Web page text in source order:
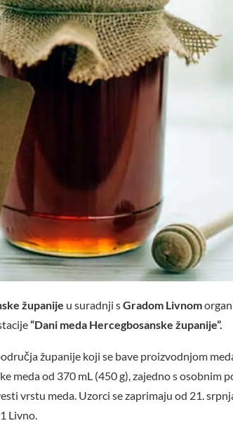
županije u suradnji sGradom Livnom
“Dani meda Hercegbosanske županije”.
županije koji se bave proizvodnjom
meda od 370 mL (450 g), zajedno s osobnim
vrstu meda. Uzorci se zaprimaju od 21.
Livno.